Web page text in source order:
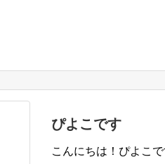
ぴよこです
こんにちは！ぴよこで